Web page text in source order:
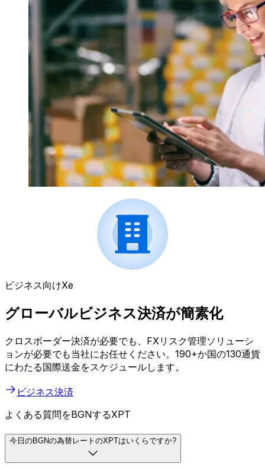
ビジネス向けXe
グローバルビジネス決済が簡素化
クロスボーダー決済が必要でも、FXリスク管理ソリューシ
ョンが必要でも当社にお任せください。190+か国の130通貨
にわたる国際送金をスケジュールします。
ビジネス決済
よくある質問をBGNするXPT
今日のBGNの為替レートのXPTはいくらですか?